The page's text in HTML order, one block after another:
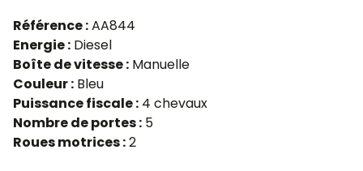
Référence :AA844
Energie : Diesel
Boîte de vitesse : Manuelle
Couleur : Bleu
Puissance fiscale : 4 chevaux
Nombre de portes : 5
Roues motrices :2